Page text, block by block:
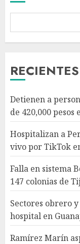
RECIENTES
Detienen a
de 420,000 pesos
Hospitalizan a
vivo por TikTok
Falla en sistema
147 colonias de
Sectores obrero
hospital en
Ramírez Marín
4
5